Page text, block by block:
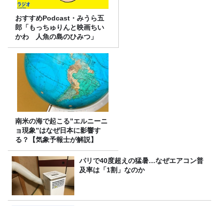
おすすめPodcast・みうら五
郎「もっちゅりんと映画ちい
かわ 人魚の島のひみつ」
南米の海で起こる”エルニーニ
ョ現象”はなぜ日本に影響す
る？【気象予報士が解説】
パリで40度超えの猛暑…なぜエアコン普
及率は「1割」なのか